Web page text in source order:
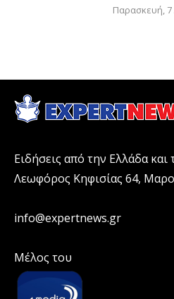
Παρασκευή, 7
Ειδήσεις από την Ελλάδα και
Λεωφόρος Κηφισίας 64,
info@expertnews.gr
Μέλος του